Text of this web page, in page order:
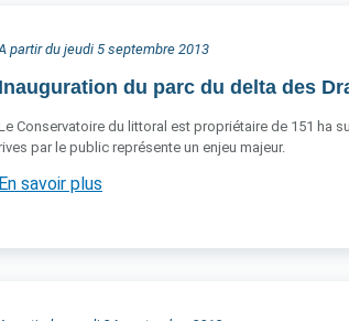
partir du jeudi 5 septembre 2013
Inauguration du parc du delta des
Conservatoire du littoral est propriétaire de 151 ha
par le public représente un enjeu majeur.
En savoir plus